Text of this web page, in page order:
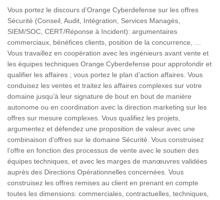
Vous portez le discours d’Orange Cyberdefense sur les offres
Sécurité (Conseil, Audit, Intégration, Services Managés,
SIEM/SOC, CERT/Réponse à Incident): argumentaires
commerciaux, bénéfices clients, position de la concurrence, …
Vous travaillez en coopération avec les ingénieurs avant vente et
les équipes techniques Orange Cyberdefense pour approfondir et
qualifier les affaires ; vous portez le plan d’action affaires. Vous
conduisez les ventes et traitez les affaires complexes sur votre
domaine jusqu’à leur signature de bout en bout de manière
autonome ou en coordination avec la direction marketing sur les
offres sur mesure complexes. Vous qualifiez les projets,
argumentez et défendez une proposition de valeur avec une
combinaison d’offres sur le domaine Sécurité. Vous construisez
l’offre en fonction des processus de vente avec le soutien des
équipes techniques, et avec les marges de manœuvres validées
auprès des Directions Opérationnelles concernées. Vous
construisez les offres remises au client en prenant en compte
toutes les dimensions: commerciales, contractuelles, techniques,